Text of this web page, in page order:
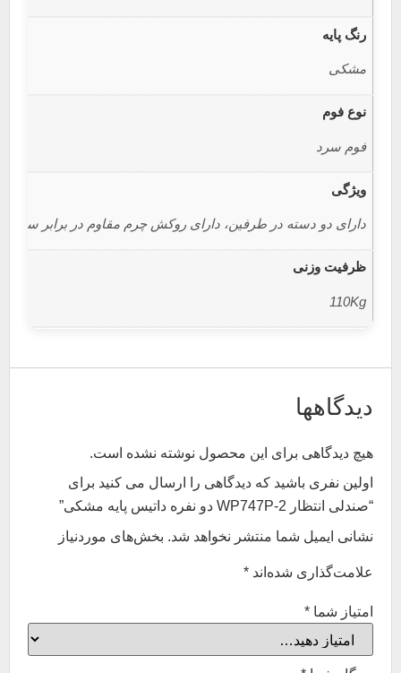
رنگ پایه
مشکی
نوع فوم
فوم سرد
ویژگی
دارای دو دسته در طرفین، دارای روکش چرم مقاوم در برابر سایش
ظرفیت وزنی
110Kg
دیدگاهها
هیچ دیدگاهی برای این محصول نوشته نشده است.
اولین نفری باشید که دیدگاهی را ارسال می کنید برای
“صندلی انتظار WP747P-2 دو نفره داتیس پایه مشکی”
نشانی ایمیل شما منتشر نخواهد شد. بخش‌های موردنیاز
علامت‌گذاری شده‌اند*
امتیاز شما*